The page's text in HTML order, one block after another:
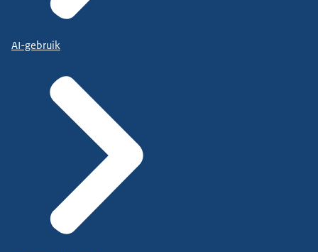
AI-gebruik